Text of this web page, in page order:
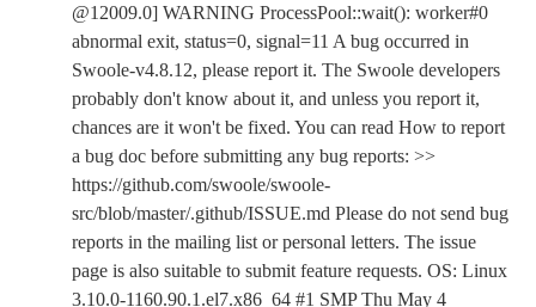
@12009.0] WARNING ProcessPool::wait(): worker#0
abnormal exit, status=0, signal=11 A bug occurred in
Swoole-v4.8.12, please report it. The Swoole developers
probably don't know about it, and unless you report it,
chances are it won't be fixed. You can read How to report
a bug doc before submitting any bug reports: >>
https://github.com/swoole/swoole-
src/blob/master/.github/ISSUE.md Please do not send bug
reports in the mailing list or personal letters. The issue
page is also suitable to submit feature requests. OS: Linux
3.10.0-1160.90.1.el7.x86_64 #1 SMP Thu May 4